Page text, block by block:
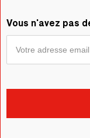
Vous n'avez pas